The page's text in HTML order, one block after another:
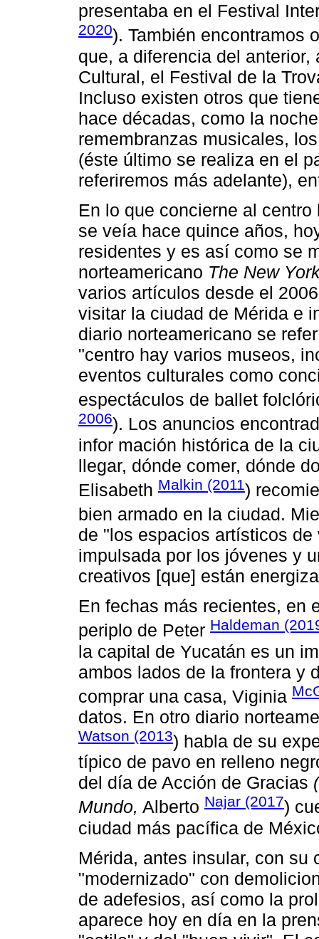
presentaba en el Festival
2020). También encontramos
que, a diferencia del
Cultural, el Festival de la
Incluso existen otros que
hace décadas, como la
remembranzas musicales,
(éste último se realiza en el
referiremos más adelante),
En lo que concierne al
se veía hace quince años,
residentes y es así como se
norteamericano The New
varios artículos desde el
visitar la ciudad de Mérida e
diario norteamericano se
"centro hay varios museos,
eventos culturales como
espectáculos de ballet
2006). Los anuncios
infor mación histórica de la
llegar, dónde comer, dónde
Elisabeth Malkin (2011)
bien armado en la ciudad.
de "los espacios artísticos
impulsada por los jóvenes y
creativos [que] están
En fechas más recientes, en
periplo de Peter Haldeman
la capital de Yucatán es un
ambos lados de la frontera y
comprar una casa, Viginia
datos. En otro diario
Watson (2013) habla de su
típico de pavo en relleno
del día de Acción de Gracias
Mundo, Alberto Najar (2017)
ciudad más pacífica de
Mérida, antes insular, con su
"modernizado" con
de adefesios, así como la
aparece hoy en día en la